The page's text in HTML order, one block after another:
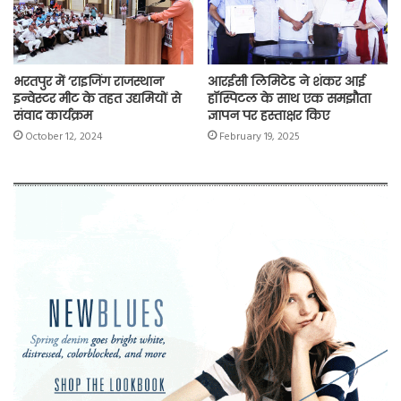
भरतपुर में ‘राइजिंग राजस्थान’
इन्वेस्टर मीट के तहत उद्यमियों से
संवाद कार्यक्रम
October 12, 2024
आरईसी लिमिटेड ने शंकर आई
हॉस्पिटल के साथ एक समझौता
ज्ञापन पर हस्ताक्षर किए
February 19, 2025